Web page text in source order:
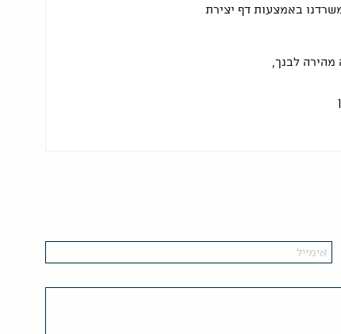
באמצעות דף יצירת
לבנך,